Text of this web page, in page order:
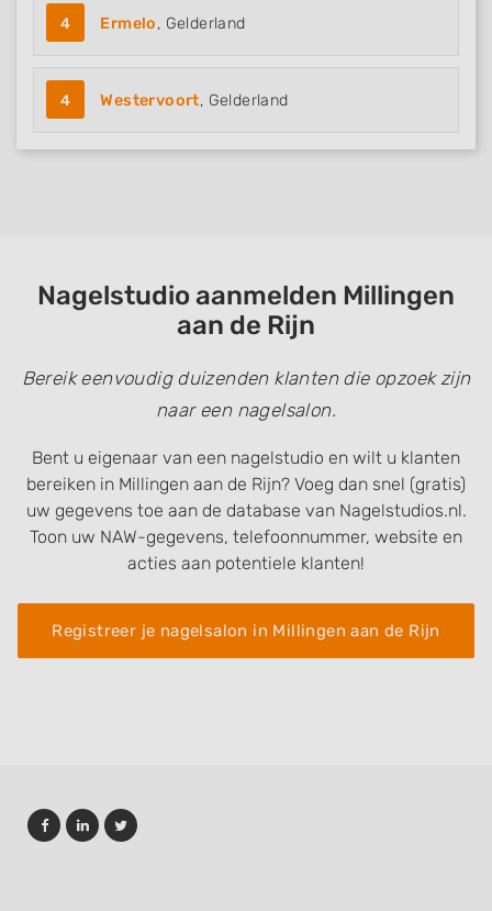
4 Ermelo, Gelderland
4 Westervoort, Gelderland
Nagelstudio aanmelden Millingen
aan de Rijn
Bereik eenvoudig duizenden klanten die opzoek zijn
naar een nagelsalon.
Bent u eigenaar van een nagelstudio en wilt u klanten
bereiken in Millingen aan de Rijn? Voeg dan snel (gratis)
uw gegevens toe aan de database van Nagelstudios.nl.
Toon uw NAW-gegevens, telefoonnummer, website en
acties aan potentiele klanten!
Registreer je nagelsalon in Millingen aan de Rijn